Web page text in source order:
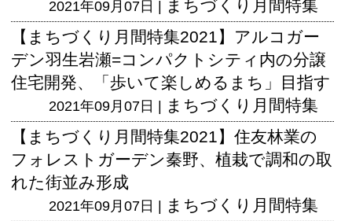
2021年09月07日 |
まちづくり月間特集
【まちづくり月間特集2021】アルコガー
デン羽生岩瀬=コンパクトシティ内の分譲
住宅開発、「歩いて楽しめるまち」目指す
2021年09月07日 |
まちづくり月間特集
【まちづくり月間特集2021】住友林業の
フォレストガーデン秦野、植栽で調和の取
れた街並み形成
2021年09月07日 |
まちづくり月間特集